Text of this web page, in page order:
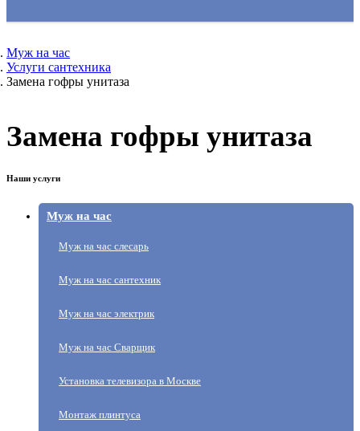
Муж на час
Услуги сантехника
Замена гофры унитаза
Замена гофры унитаза
Наши услуги
Муж на час
Муж на час слесарь
Муж на час сантехник
Муж на час электрик
Муж на час Сварщик
Установка телевизора в Москве
Монтаж плинтуса